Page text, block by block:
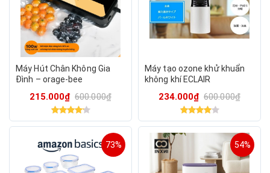
Máy Hút Chân Không Gia
Đình – orage-bee
215.000₫ 600.000₫
Máy tạo ozone khử khuẩn
không khí ECLAIR
234.000₫ 600.000₫
73% 54%